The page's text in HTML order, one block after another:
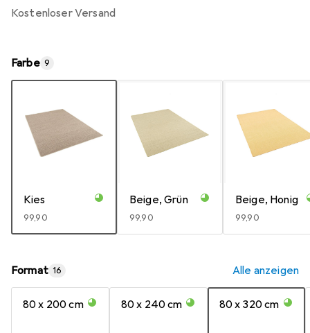
kostenloser Versand
Farbe 9
Kies
EUR
99,90
Beige, Grün
EUR
99,90
Beige, Honig
EUR
99,90
Format 16 Alle anzeigen
80 x 200 cm 80 x 240 cm 80 x 320 cm